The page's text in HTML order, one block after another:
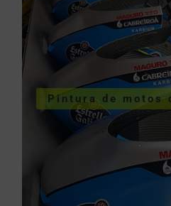
Pintura de motos
Pintura de
VER